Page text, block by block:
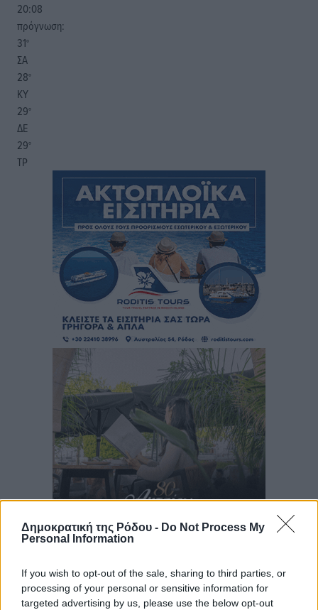
Δημοκρατική της Ρόδου - Do Not Process My
Personal Information
If you wish to opt-out of the sale, sharing to third parties, or
processing of your personal or sensitive information for
targeted advertising by us, please use the below opt-out
20:08
πρόγνωση:
31°
ΣΑ
28°
ΚΥ
29°
ΔΕ
29°
ΤΡ